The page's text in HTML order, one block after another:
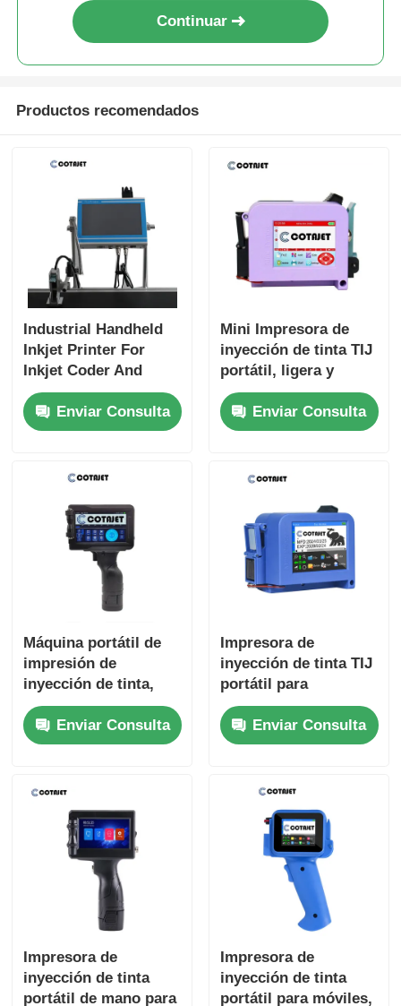
Continuar
Productos recomendados
Industrial Handheld
Inkjet Printer For
Inkjet Coder And
Inkjet Marking
Enviar Consulta
Mini Impresora de
inyección de tinta TIJ
portátil, ligera y
pequeña
Enviar Consulta
Máquina portátil de
impresión de
inyección de tinta,
máquina portátil de
codificación de lotes
de inyección de tinta
Enviar Consulta
Impresora de
inyección de tinta TIJ
portátil para
codificación, mini
impresora de
inyección de tinta
Enviar Consulta
Impresora de
inyección de tinta
portátil de mano para
Impresora de
inyección de tinta
portátil para móviles,